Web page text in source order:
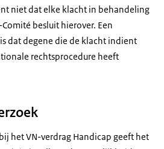
niet dat elke klacht in behandeling
besluit hierover. Een
dat degene die de klacht indient
rechtsprocedure heeft
het VN-verdrag Handicap geeft het